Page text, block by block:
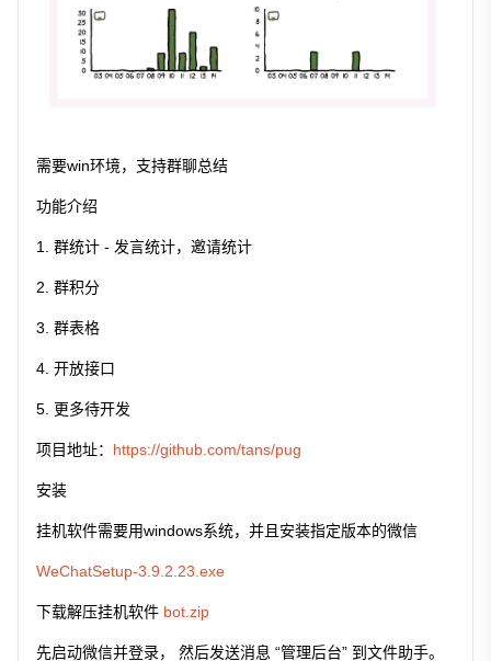
需要win环境，支持群聊总结
功能介绍
群统计 - 发言统计，邀请统计
群积分
群表格
开放接口
更多待开发
项目地址： https://github.com/tans/pug
安装
挂机软件需要用windows系统，并且安装指定版本的微信
WeChatSetup-3.9.2.23.exe
下载解压挂机软件 bot.zip
先启动微信并登录， 然后发送消息 “管理后台” 到文件助手。